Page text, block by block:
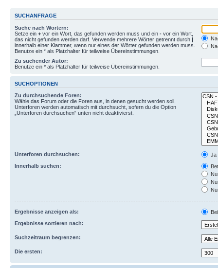
SUCHANFRAGE
Suche nach Wörtern:
Setze ein + vor ein Wort, das gefunden werden muss und ein - vor ein Wort,
das nicht gefunden werden darf. Verwende mehrere Wörter getrennt durch |
innerhalb einer Klammer, wenn nur eines der Wörter gefunden werden muss.
Benutze ein * als Platzhalter für teilweise Übereinstimmungen.
Zu suchender Autor:
Benutze ein * als Platzhalter für teilweise Übereinstimmungen.
SUCHOPTIONEN
Zu durchsuchende Foren:
Wähle das Forum oder die Foren aus, in denen gesucht werden soll.
Unterforen werden automatisch mit durchsucht, sofern du die Option
„Unterforen durchsuchen“ unten nicht deaktivierst.
Unterforen durchsuchen:
Ja
Innerhalb suchen:
Ergebnisse anzeigen als:
Ergebnisse sortieren nach:
Suchzeitraum begrenzen:
Die ersten: